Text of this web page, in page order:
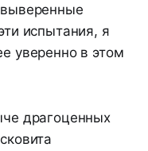
испытания, я
уверенно в этом
драгоценных